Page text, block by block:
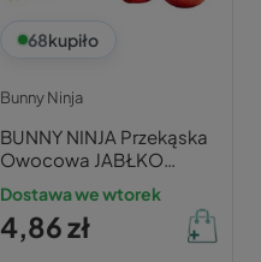
68kupiło
Bunny Ninja
BUNNY NINJA Przekąska
Owocowa JABŁKO
MANGO Fruit Fluk 15g
Dostawa we wtorek
4,86 zł